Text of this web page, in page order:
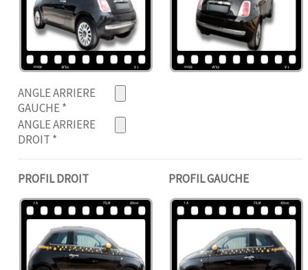
ANGLE ARRIERE
GAUCHE*
ANGLE ARRIERE
DROIT *
PROFIL DROIT PROFIL GAUCHE